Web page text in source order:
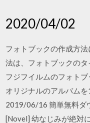
2020/04/02
フォトブックの作成方
法は、フォトブックのタ
フジフイルムのフォト
オリジナルのアルバムを
2019/06/16 簡単無料ダ
[Novel] 幼なじみが絶対